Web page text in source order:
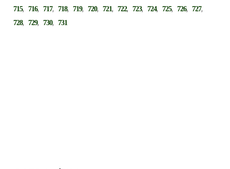
715,716,717,718,719,720,721,722,723,724,725,726,727,
728,729,730,731